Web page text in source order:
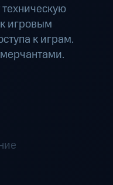
игровым
к играм.